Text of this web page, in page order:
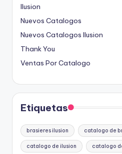
Ilusion
Nuevos Catalogos
Nuevos Catalogos Ilusion
Thank You
Ventas Por Catalogo
Etiquetas
brasieres ilusion catalogo de
catalogo de ilusion catalogo